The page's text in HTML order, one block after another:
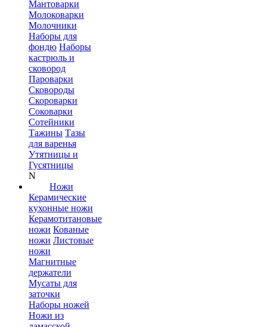
Мантоварки
Молоковарки
Молочники
Наборы для
фондю Наборы
кастрюль и
сковород
Пароварки
Сковороды
Скороварки
Соковарки
Сотейники
Тажины Тазы
для варенья
Утятницы и
Гусятницы
N
Ножи
Керамические
кухонные ножи
Керамотитановые
ножи Кованые
ножи Листовые
ножи
Магнитные
держатели
Мусаты для
заточки
Наборы ножей
Ножи из